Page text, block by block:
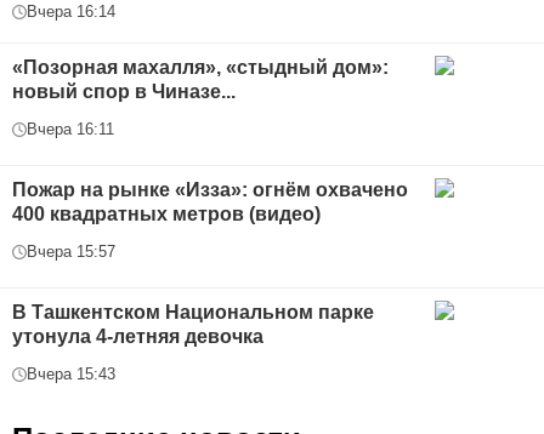
Вчера 16:14
«Позорная махалля», «стыдный дом»:
новый спор в Чиназе...
Вчера 16:11
Пожар на рынке «Изза»: огнём охвачено
400 квадратных метров (видео)
Вчера 15:57
В Ташкентском Национальном парке
утонула 4-летняя девочка
Вчера 15:43